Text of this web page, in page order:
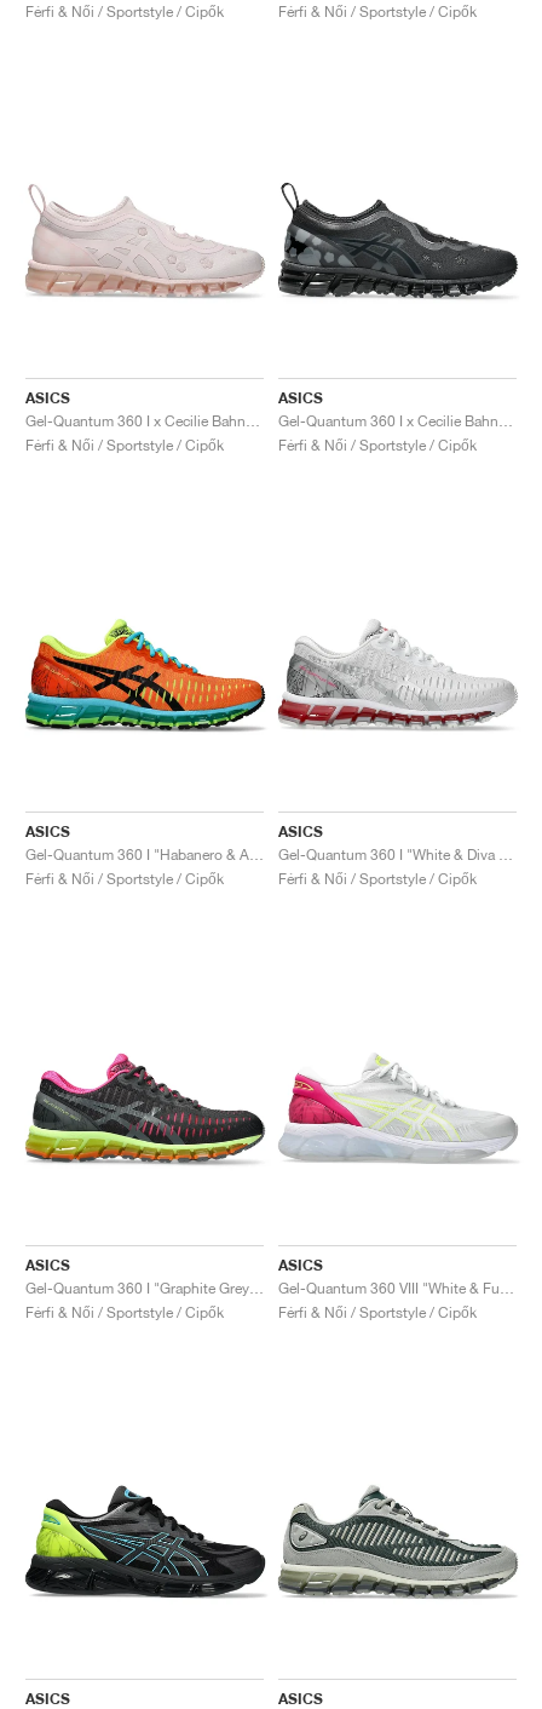
Férfi & Női / Sportstyle / Cipők
Férfi & Női / Sportstyle / Cipők
ASICS
Férfi & Női / Sportstyle / Cipők
ASICS
Férfi & Női / Sportstyle / Cipők
ASICS
Férfi & Női / Sportstyle / Cipők
ASICS
Férfi & Női / Sportstyle / Cipők
ASICS
Férfi & Női / Sportstyle / Cipők
ASICS
Férfi & Női / Sportstyle / Cipők
ASICS
ASICS